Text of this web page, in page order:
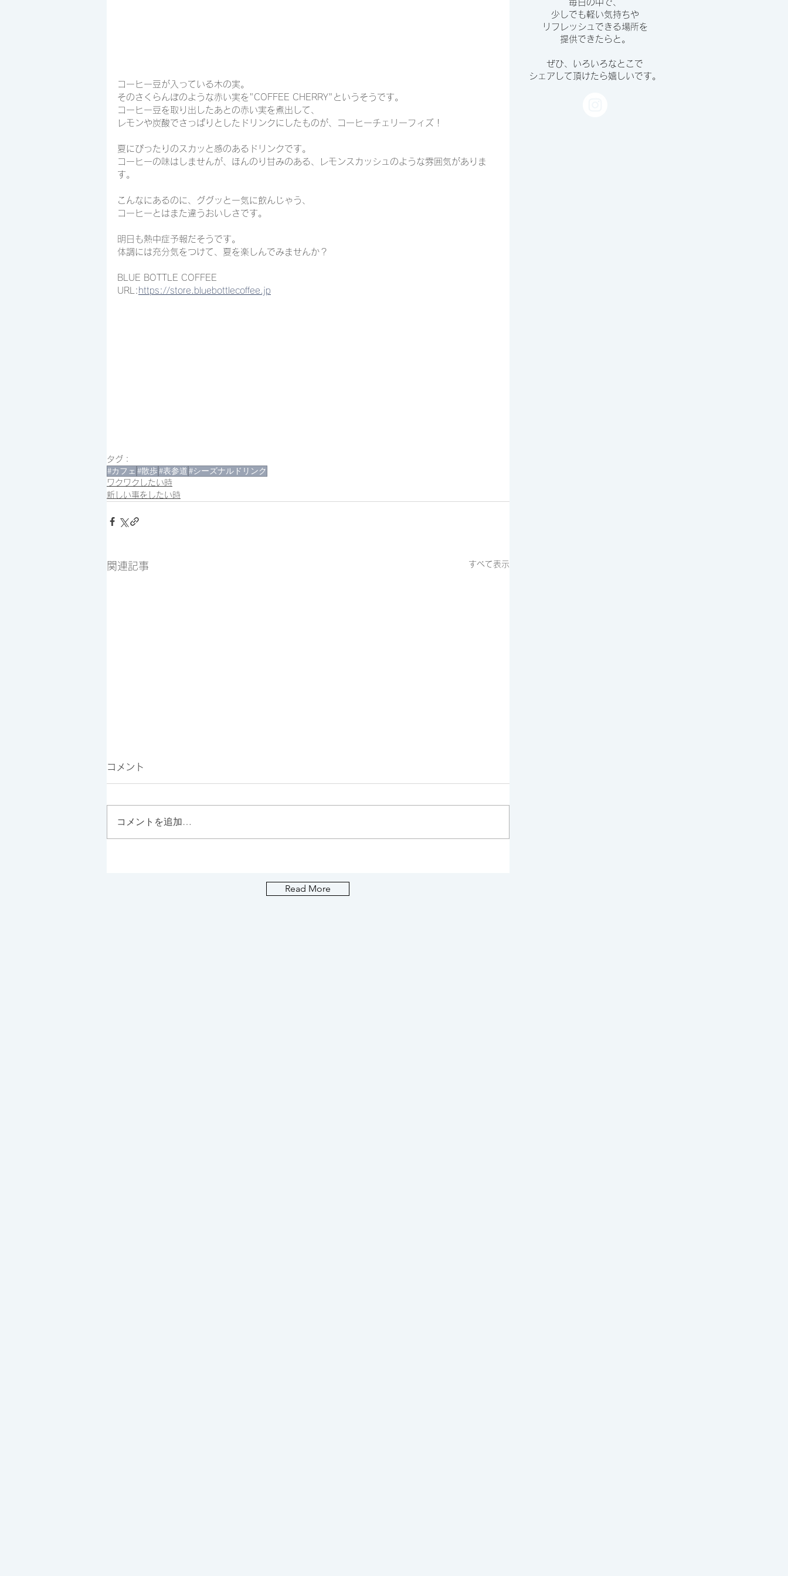
コーヒー豆が入っている木の実。
そのさくらんぼのような赤い実を"COFFEE CHERRY"というそうです。
コーヒー豆を取り出したあとの赤い実を煮出して、
レモンや炭酸でさっぱりとしたドリンクにしたものが、コーヒーチェリーフィズ！
夏にぴったりのスカッと感のあるドリンクです。
コーヒーの味はしませんが、ほんのり甘みのある、レモンスカッシュのような雰囲気がありま
す。
こんなにあるのに、ググッと一気に飲んじゃう、
コーヒーとはまた違うおいしさです。
明日も熱中症予報だそうです。
体調には充分気をつけて、夏を楽しんでみませんか？
BLUE BOTTLE COFFEE
URL: https://store.bluebottlecoffee.jp
タグ：
#カフェ #散歩#表参道#シーズナルドリンク
ワクワクしたい時
新しい事をしたい時
関連記事 すべて表示
っくりタイム。
コメント
コメントを追加…
毎日の中で、
少しでも軽い気持ちや
リフレッシュできる場所を
提供できたらと。
ぜひ、いろいろなとこで
シェアして頂けたら嬉しいです。
Read More